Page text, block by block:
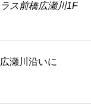
ス前橋広瀬川1F
瀬川沿いに